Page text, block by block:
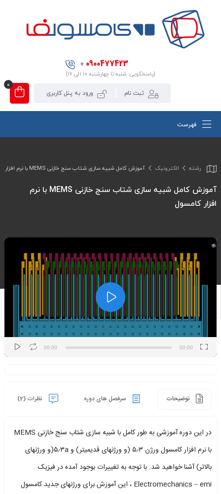
0900477423
+
(پاسخگویی: شنبه تا چهارشنبه ۱۰ الی ۱۷)
ثبت نام ورود به پنل کاربری
0
فهرست
رشته الکترونیک آموزش کامل شبیه سازی شتاب سنج خازنی MEMS با نرم افزار کامسول
آموزش کامل شبیه سازی شتاب سنج خازنی MEMS با نرم
افزار کامسول
نمایشگر
ویدیو
00:00 00:00
توضیحات سرفصل های دوره نظرات (2)
در این دوره آموزشی به طور کامل با شبیه سازی شتاب سنج خازنی MEMS
با نرم افزار کامسول ورژن ۵٫۳ (و ورژنهای قدیمیتر) و ۵٫۳a(و ورژنهای
بالاتر) آشنا خواهید شد. با توجه به تغییرات بوجود آمده در فیزیک
Electromechanics – emi ، این آموزش برای ورژنهای جدید کامسول